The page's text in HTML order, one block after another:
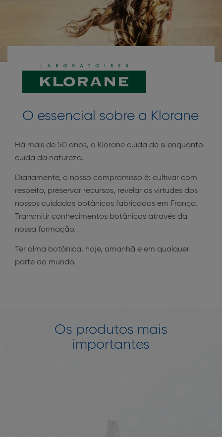
O essencial sobre a Klorane
Há mais de 50 anos, a Klorane cuida de si enquanto
cuida da natureza.
Diariamente, o nosso compromisso é: cultivar com
respeito, preservar recursos, revelar as virtudes dos
nossos cuidados botânicos fabricados em França.
Transmitir conhecimentos botânicos através da
nossa formação.
Ter alma botânica, hoje, amanhã e em qualquer
parte do mundo.
Os produtos mais
importantes